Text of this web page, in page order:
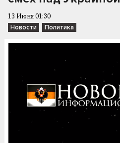
13 Июня 01:30
Новости Политика